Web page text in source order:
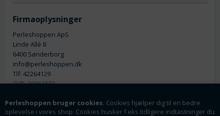
Perleshoppen bruger cookies. Cookies hjælper dig til en bedre
oplevelse i vores shop. Cookies husker f.eks tidligere indtastninger du
Firmaoplysninger
Perleshoppen ApS
Linde Allé 8
6400 Sønderborg
info@perleshoppen.dk
Tlf: 42264129
CVR: 39061023